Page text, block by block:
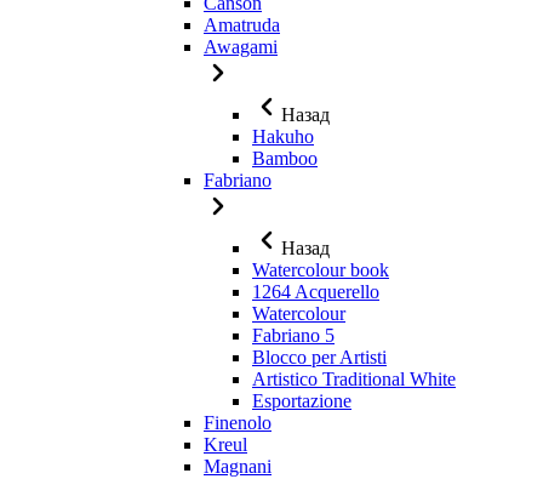
Amatruda
Awagami
Назад
Hakuho
Bamboo
Fabriano
Назад
Watercolour book
1264 Acquerello
Watercolour
Fabriano 5
Blocco per Artisti
Artistico Traditional White
Esportazione
Finenolo
Kreul
Magnani